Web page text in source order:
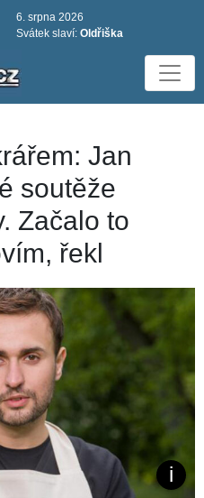
6. srpna 2026
Svátek slaví: Oldřiška
Jan
soutěže
Začalo to
řekl